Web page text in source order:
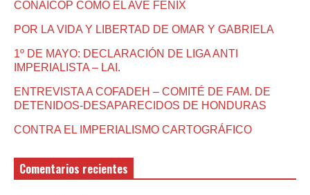
CONAICOP COMO EL AVE FENIX
POR LA VIDA Y LIBERTAD DE OMAR Y GABRIELA
1º DE MAYO: DECLARACIÓN DE LIGA ANTI
IMPERIALISTA – LAI.
ENTREVISTA A COFADEH – COMITÉ DE FAM. DE
DETENIDOS-DESAPARECIDOS DE HONDURAS
CONTRA EL IMPERIALISMO CARTOGRÁFICO
Comentarios recientes